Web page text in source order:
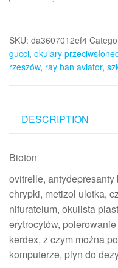
SKU: da3607012ef4
gucci, okulary
rzeszów, ray ban aviator,
DESCRIPTION
Bioton
ovitrelle,
chrypki, metizol ulotka,
nifuratelum, okulista
erytrocytów,
kerdex, z czym można
komputerze, plyn do